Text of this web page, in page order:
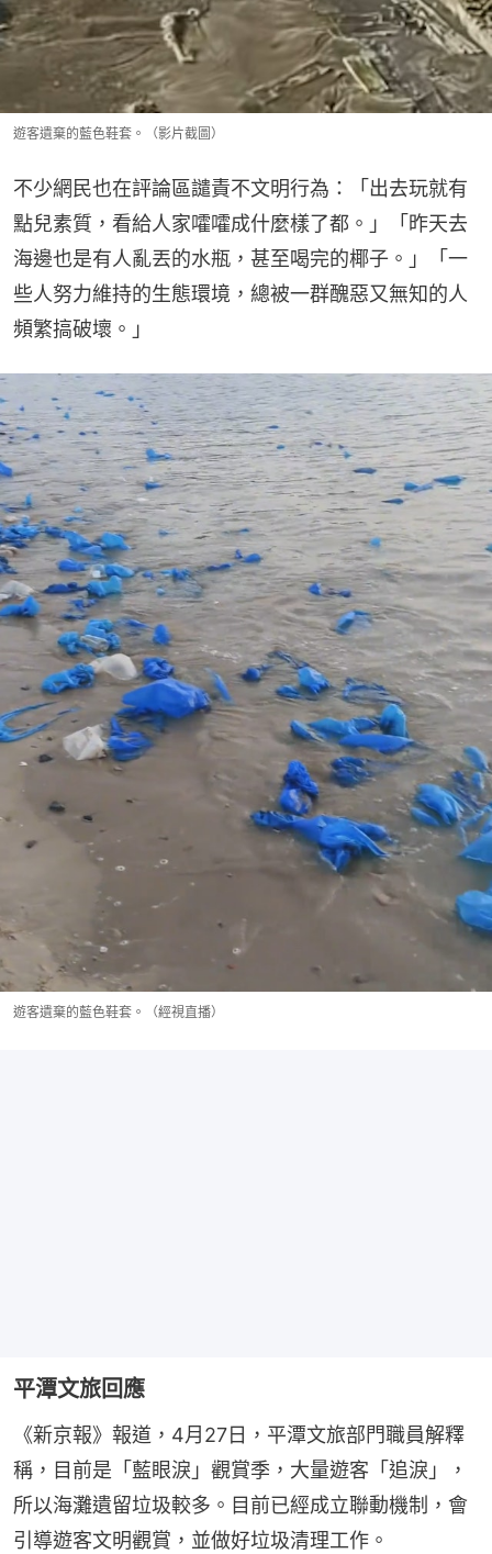
遊客遺棄的藍色鞋套。（影片截圖）
不少網民也在評論區譴責不文明行為：「出去玩就有
點兒素質，看給人家嚯嚯成什麼樣了都。」「昨天去
海邊也是有人亂丟的水瓶，甚至喝完的椰子。」「一
些人努力維持的生態環境，總被一群醜惡又無知的人
頻繁搞破壞。」
遊客遺棄的藍色鞋套。（經視直播）
平潭文旅回應
《新京報》報道，4月27日，平潭文旅部門職員解釋
稱，目前是「藍眼淚」觀賞季，大量遊客「追淚」，
所以海灘遺留垃圾較多。目前已經成立聯動機制，會
引導遊客文明觀賞，並做好垃圾清理工作。